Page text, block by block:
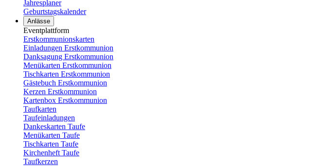
Jahresplaner
Geburtstagskalender
Anlässe
Eventplattform
Erstkommunionskarten
Einladungen Erstkommunion
Danksagung Erstkommunion
Menükarten Erstkommunion
Tischkarten Erstkommunion
Gästebuch Erstkommunion
Kerzen Erstkommunion
Kartenbox Erstkommunion
Taufkarten
Taufeinladungen
Dankeskarten Taufe
Menükarten Taufe
Tischkarten Taufe
Kirchenheft Taufe
Taufkerzen